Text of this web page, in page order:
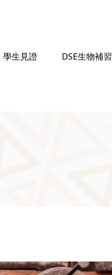
學生見證 DSE生物補習